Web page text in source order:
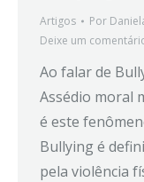
Artigos Por
Deixe um
Ao falar de
Assédio moral
é este
Bullying é
pela violência